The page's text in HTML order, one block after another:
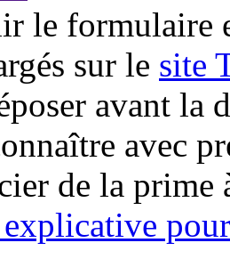
le formulaire
sur le site
avant la
avec
de la prime